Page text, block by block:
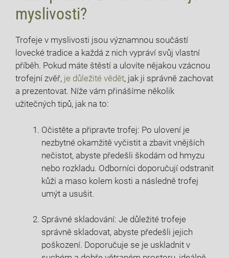
myslivosti?
Trofeje v myslivosti jsou významnou součástí
lovecké tradice a každá z nich vypráví svůj vlastní
příběh. Pokud máte štěstí a ulovíte nějakou vzácnou
trofejní zvěř, je důležité vědět, jak ji správně zachovat
a prezentovat. Níže vám přinášíme několik
užitečných tipů, jak na to:
Očistěte a připravte trofej: Po ulovení je
nezbytné okamžitě vyčistit a zbavit vnějších
nečistot, abyste předešli škodám od hmyzu
nebo rozkladu. Odborníci doporučují odstranit
kůži a maso kolem kosti a následně trofej
umýt a usušit.
Správné skladování: Je důležité trofeje
správně skladovat, abyste předešli jejich
poškození. Doporučuje se je uskladnit v